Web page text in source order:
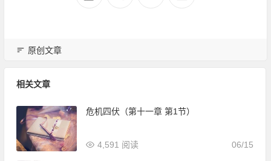
原创文章
相关文章
危机四伏（第十一章 第1节）
06/15
4,591 阅读